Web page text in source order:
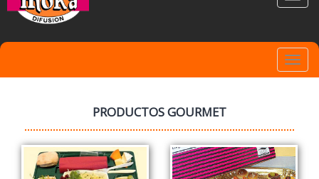
PRODUCTOS GOURMET